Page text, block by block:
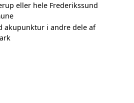
eller hele Frederikssund
akupunktur i andre dele af